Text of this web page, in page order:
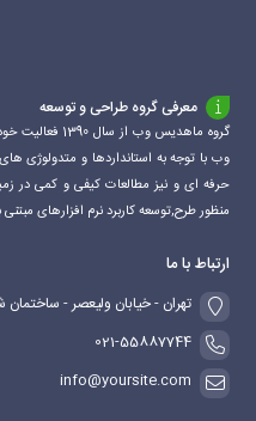
معرفی گروه طراحی و توسعه
گروه ماهدیس
وب با توجه به استانداردها و متدولوژی
حرفه ای و نیز مطالعات کیفی و کمی در
منظور طرح,توسعه کاربرد نرم افزارهای مبتنی
ارتباط با ما
تهران - خیابان ولیعصر -
021-55887744
info@yoursite.com